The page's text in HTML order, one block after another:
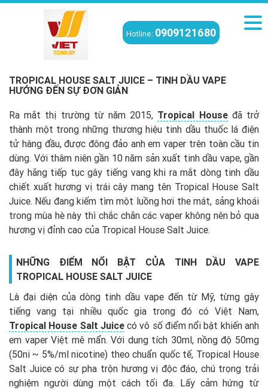
Hotline: 0909121680
WiKi/Tropical House Salt Juice – Tinh dầu Vape hướng đến
TROPICAL HOUSE SALT JUICE – TINH DẦU VAPE
HƯỚNG ĐẾN SỰ ĐƠN GIẢN
Ra mắt thị trường từ năm 2015, Tropical Houseđã trở
thành một trong những thương hiệu tinh dầu thuốc lá điện
tử hàng đầu, được đông đảo anh em vaper trên toàn cầu tin
dùng. Với thâm niên gần 10 năm sản xuất tinh dầu vape, gần
đây hãng tiếp tục gây tiếng vang khi ra mắt dòng tinh dầu
chiết xuất hương vị trái cây mang tên Tropical House Salt
Juice. Nếu đang kiếm tìm một luồng hơi the mát, sảng khoái
trong mùa hè này thì chắc chắn các vaper không nên bỏ qua
hương vị đỉnh cao của Tropical House Salt Juice.
NHỮNG ĐIỂM NỔI BẬT CỦA TINH DẦU VAPE
TROPICAL HOUSE SALT JUICE
Là đại diện của dòng tinh dầu vape đến từ Mỹ, từng gây
tiếng vang tại nhiều quốc gia trong đó có Việt Nam,
Tropical House Salt Juicecó vô số điểm nổi bật khiến anh
em vaper Việt mê mẩn. Với dung tích 30ml, nồng độ 50mg
(50ni ~ 5%/ml nicotine) theo chuẩn quốc tế, Tropical House
Salt Juice có sự pha trộn hương vị độc đáo, chú trọng trải
nghiệm người dùng một cách tối đa. Lấy cảm hứng từ